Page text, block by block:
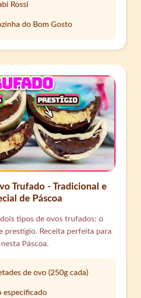
Rossi
do Bom Gosto
Trufado - Tradicional e
de Páscoa
tipos de ovos trufados: o
prestígio. Receita perfeita para
Páscoa.
de ovo (250g cada)
especificado